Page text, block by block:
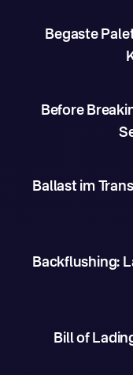
Begaste
Before
Ballast im
Backflushing:
Bill of